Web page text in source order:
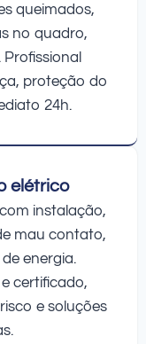
queimados,
no quadro,
proteção do
24h.
elétrico
instalação,
mau contato,
energia.
certificado,
e soluções